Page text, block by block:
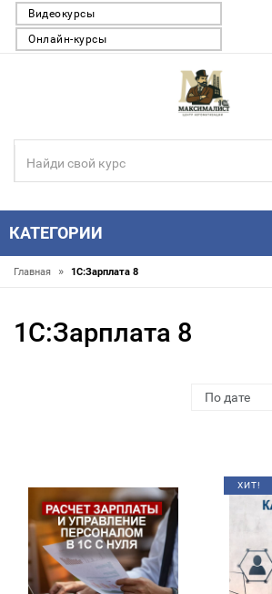
Видеокурсы
Онлайн-курсы
КАТЕГОРИИ
Главная » 1С:Зарплата 8
1С:Зарплата 8
ХИТ!